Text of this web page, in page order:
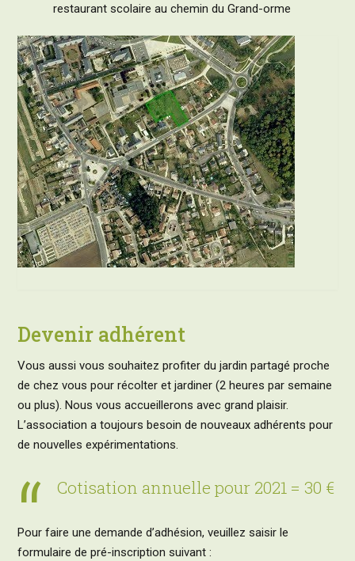
restaurant scolaire au chemin du Grand-orme
Devenir adhérent
Vous aussi vous souhaitez profiter du jardin partagé proche
de chez vous pour récolter et jardiner (2 heures par semaine
ou plus). Nous vous accueillerons avec grand plaisir.
L’association a toujours besoin de nouveaux adhérents pour
de nouvelles expérimentations.
Cotisation annuelle pour 2021 = 30 €
Pour faire une demande d’adhésion, veuillez saisir le
formulaire de pré-inscription suivant :